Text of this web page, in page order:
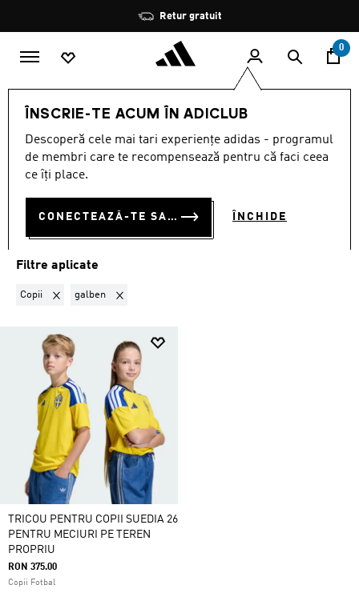
Oprește
rotația
Retur gratuit
0
ÎNSCRIE-TE ACUM ÎN ADICLUB
Descoperă cele mai tari experiențe adidas - programul
de membri care te recompensează pentru că faci ceea
ce îți place.
CONECTEAZĂ-TE SAU ÎNSCRIE-TE ACUM ÎNCHIDE
Echipe naționale Suedia
COPII · GALBEN·SUEDIA
Filtre aplicate
Copii Elimină filtrul Sortat momentan după GEN: Copii
galben Elimină filtrul Sortat momentan după CULOARE: galben
TRICOU PENTRU COPII SUEDIA 26
PENTRU MECIURI PE TEREN
PROPRIU
RON 375.00
Copii Fotbal